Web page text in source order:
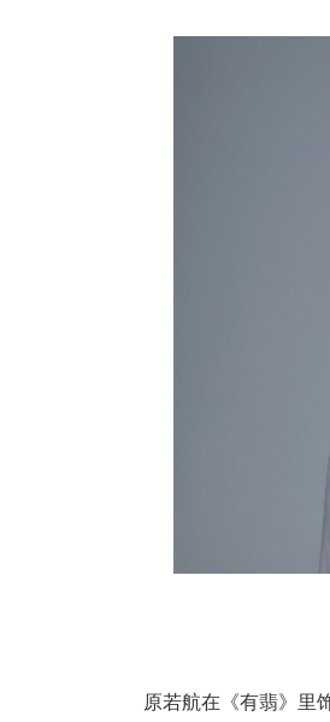
原若航在《有翡》里